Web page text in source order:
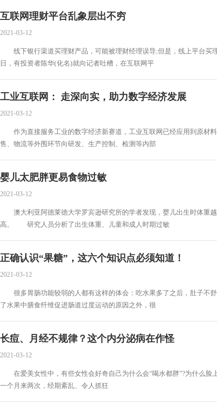
互联网理财平台乱象层出不穷
2021-03-12
线下银行渠道买理财产品，可能被理财经理误导;但是，线上平台买
日，有投资者陈华(化名)就向记者吐槽，在互联网平
工业互联网： 走深向实，助力数字经济发展
2021-03-12
作为直接服务工业的数字经济新赛道，工业互联网已经应用到原材
售、物流等外围环节向研发、生产控制、检测等内部
婴儿太肥胖更易食物过敏
2021-03-12
澳大利亚阿德莱德大学罗宾逊研究所的学者发现，婴儿出生时体重
高。 研究人员分析了出生体重、儿童和成人时期过敏
正确认识“果糖”，这六个知识点必须知道！
2021-03-12
很多胃肠功能较弱的人都有这样的体会：吃水果多了之后，肚子不
了水果中膳食纤维促进肠道过度运动的原因之外，很
长痘、月经不规律？这个内分泌病在作怪
2021-03-12
在爱美女性中，有些女性会好奇自己为什么会“喝水都胖”?为什么脸
一个月来两次，经期紊乱、令人抓狂